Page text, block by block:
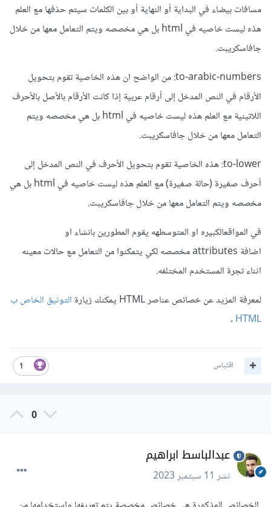
مسافات بيضاء في البداية أو النهاية أو بين الكلمات سيتم حذفها مع العلم
هذه ليست خاصيه في html بل هي مخصصه ويتم التعامل معها من خلال
جافاسكريبت.
to-arabic-numbers: من الواضح ان هذه الخاصية تقوم بتحويل
الأرقام في النص المدخل إلى أرقام عربية إذا كانت الأرقام بالأصل بالأحرف
اللاتينية مع العلم هذه ليست خاصيه في html بل هي مخصصه ويتم
التعامل معها من خلال جافاسكريبت.
to-lower: هذه الخاصية تقوم بتحويل الأحرف في النص المدخل إلى
أحرف صغيرة (حالة صغيرة) مع العلم هذه ليست خاصيه في html بل هي
مخصصه ويتم التعامل معها من خلال جافاسكريبت.
في المواقعالكبيره او المتوسطهه يقوم المطورين بانشاء او
اضافة attributes مخصصه لكي يتمكنوا من التعامل مع حالات معينه
اثناء تجرة المستخدم المختلفه.
لمعرفة المزيد عن خصائص عناصر HTML يمكنك زيارة
التوثيق الخاص ب
HTML
.
1 اقتباس
0
عبدالباسط ابراهيم
نشر11 سبتمبر 2023